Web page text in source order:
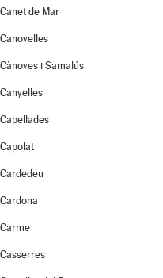
Canet de Mar
Canovelles
Cànoves i Samalús
Canyelles
Capellades
Capolat
Cardedeu
Cardona
Carme
Casserres